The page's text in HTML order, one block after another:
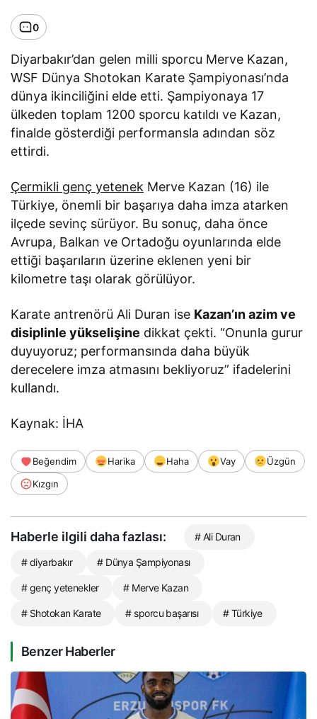
0
Diyarbakır’dan gelen milli sporcu Merve Kazan,
WSF Dünya Shotokan Karate Şampiyonası’nda
dünya ikinciliğini elde etti. Şampiyonaya 17
ülkeden toplam 1200 sporcu katıldı ve Kazan,
finalde gösterdiği performansla adından söz
ettirdi.
Çermikli genç yetenek Merve Kazan (16) ile
Türkiye, önemli bir başarıya daha imza atarken
ilçede sevinç sürüyor. Bu sonuç, daha önce
Avrupa, Balkan ve Ortadoğu oyunlarında elde
ettiği başarıların üzerine eklenen yeni bir
kilometre taşı olarak görülüyor.
Karate antrenörü Ali Duran ise Kazan’ın azim ve
disiplinle yükselişine dikkat çekti. “Onunla gurur
duyuyoruz; performansında daha büyük
derecelere imza atmasını bekliyoruz” ifadelerini
kullandı.
Kaynak: İHA
Beğendim Harika Haha Vay
Üzgün
Kızgın
Haberle ilgili daha fazlası: # Ali Duran
# diyarbakır # Dünya Şampiyonası
# genç yetenekler # Merve Kazan
# Shotokan Karate # sporcu başarısı # Türkiye
Benzer Haberler